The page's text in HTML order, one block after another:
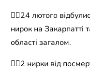
☝🏼24 лютого
нирок на Закарпатті
області загалом.
👉🏻2 нирки від